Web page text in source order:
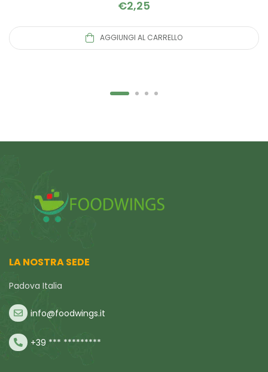
€2,25
AGGIUNGI AL CARRELLO
LA NOSTRA SEDE
Padova Italia
info@foodwings.it
+39 *** *********